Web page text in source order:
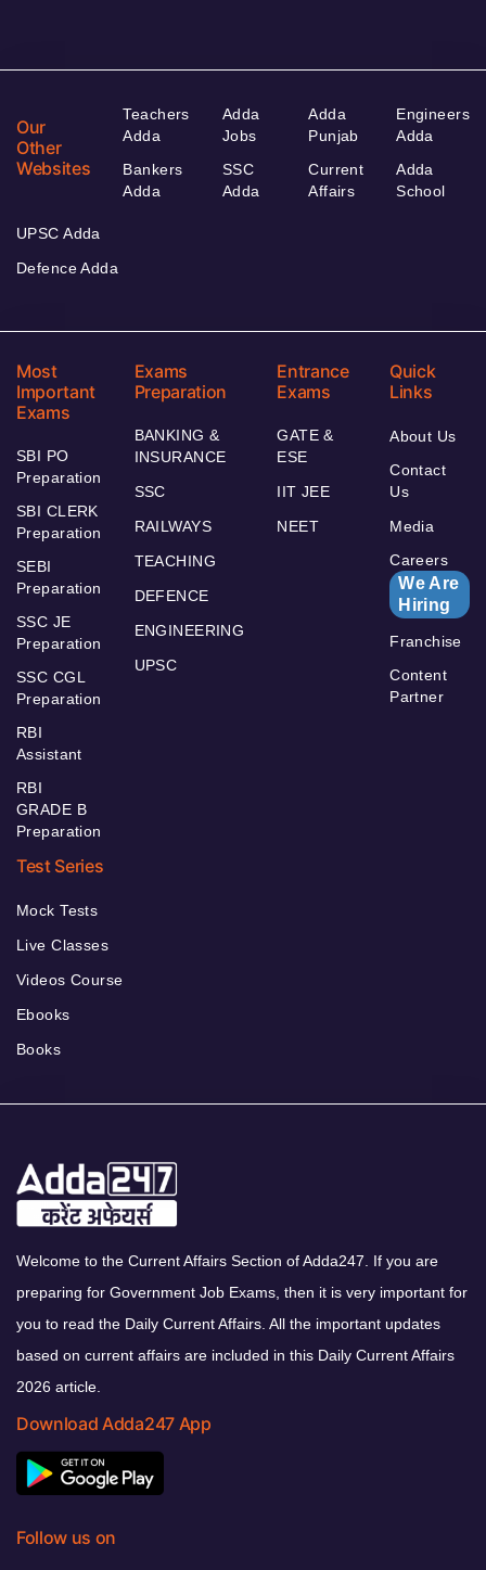
Our
Other
Websites
Teachers
Adda
Bankers
Adda
Adda
Jobs
SSC
Adda
Adda
Punjab
Current
Affairs
Engineers
Adda
Adda
School
UPSC Adda
Defence Adda
Most
Important
Exams
SBI PO
Preparation
SBI CLERK
Preparation
SEBI
Preparation
SSC JE
Preparation
SSC CGL
Preparation
RBI
Assistant
RBI
GRADE B
Preparation
Exams
Preparation
BANKING &
INSURANCE
SSC
RAILWAYS
TEACHING
DEFENCE
ENGINEERING
UPSC
Entrance
Exams
GATE &
ESE
IIT JEE
NEET
Quick
Links
About Us
Contact
Us
Media
Careers
We Are
Hiring
Franchise
Content
Partner
Test Series
Mock Tests
Live Classes
Videos Course
Ebooks
Books
Welcome to the Current Affairs Section of Adda247. If you are
preparing for Government Job Exams, then it is very important for
you to read the Daily Current Affairs. All the important updates
based on current affairs are included in this Daily Current Affairs
2026 article.
Download Adda247 App
Follow us on